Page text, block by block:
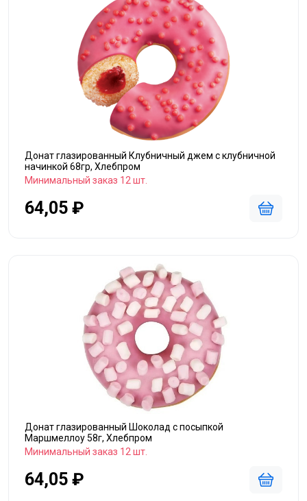
Донат глазированный Клубничный джем с клубничной
начинкой 68гр, Хлебпром
Минимальный заказ 12 шт.
64,05 ₽
Донат глазированный Шоколад с посыпкой
Маршмеллоу 58г, Хлебпром
Минимальный заказ 12 шт.
64,05 ₽